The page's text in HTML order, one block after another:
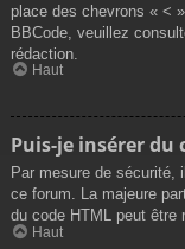
place des chevrons « <
BBCode, veuillez
rédaction.
Haut
Puis-je insérer du
Par mesure de sécurité,
ce forum. La majeure
du code HTML peut être
Haut